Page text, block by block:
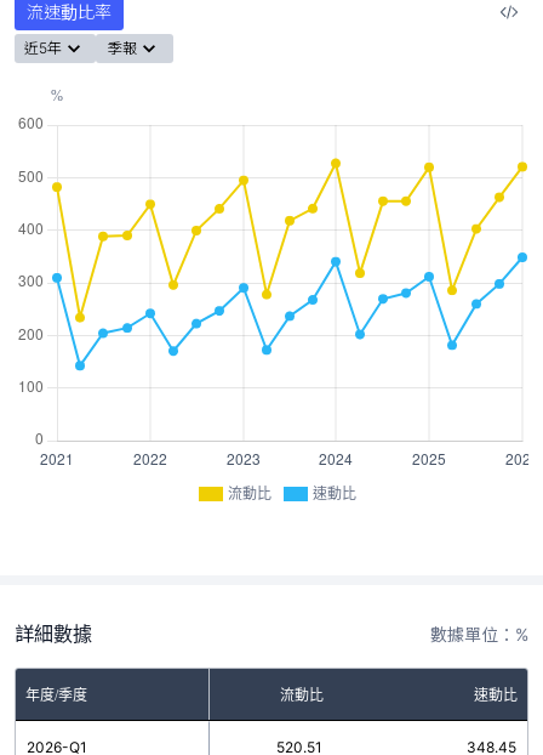
流速動比率
近5年 季報
流動比 速動比
詳細數據 數據單位：%
年度/季度 流動比 速動比
2026-Q1 520.51 348.45